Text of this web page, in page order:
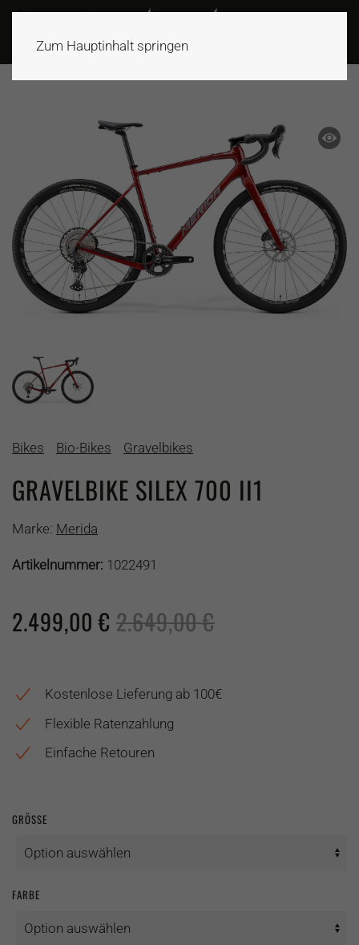
Zum Hauptinhalt springen
Bikes Bio-Bikes Gravelbikes
GRAVELBIKE SILEX 700 II1
Marke: Merida
Artikelnummer: 1022491
2.499,00€ 2.649,00€
Kostenlose Lieferung ab 100€
Flexible Ratenzahlung
Einfache Retouren
GRÖSSE
FARBE